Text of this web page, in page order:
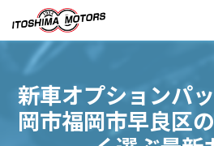
新車オプションパ
岡市福岡市早良区